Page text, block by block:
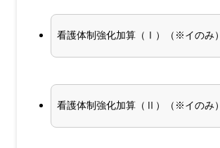
看護体制強化加算（Ⅰ）（※イのみ）
看護体制強化加算（Ⅱ）（※イのみ）